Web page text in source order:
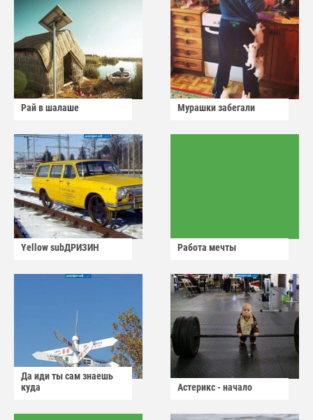
Рай в шалаше Мурашки забегали
Yellow subДРИЗИН Работа мечты
Да иди ты сам знаешь
куда
Астерикс - начало